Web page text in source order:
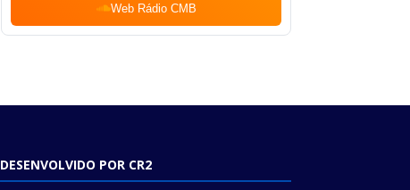
Web Rádio CMB
DESENVOLVIDO POR CR2